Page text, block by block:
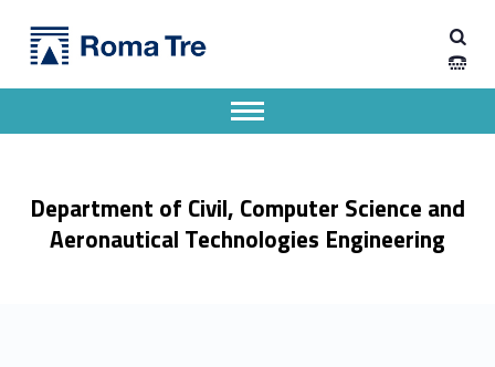
Math Junior Seminar - Dipartimento di Ingegneria Civile, Informatica e delle Tecnologie Aeronautiche
Department of Civil, Computer Science and
Aeronautical Technologies Engineering
Apri il menu secondario
Header info sidebar